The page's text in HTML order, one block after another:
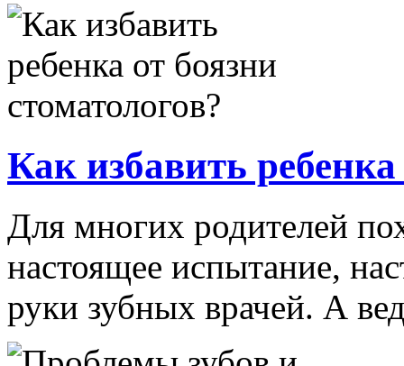
Как избавить
Для многих родителей
настоящее испытание,
руки зубных врачей. А